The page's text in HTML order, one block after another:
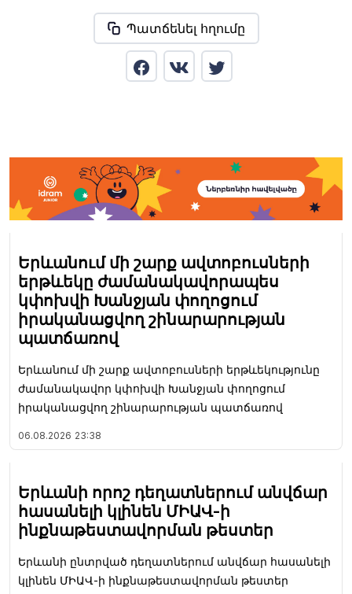
Պատճենել հղումը
Երևանում մի շարք ավտոբուսների
երթևեկը ժամանակավորապես
կփոխվի Խանջյան փողոցում
իրականացվող շինարարության
պատճառով
Երևանում մի շարք ավտոբուսների երթևեկությունը
ժամանակավոր կփոխվի Խանջյան փողոցում
իրականացվող շինարարության պատճառով
06.08.2026 23:38
Երևանի որոշ դեղատներում անվճար
հասանելի կլինեն ՄԻԱՎ-ի
ինքնաթեստավորման թեստեր
Երևանի ընտրված դեղատներում անվճար հասանելի
կլինեն ՄԻԱՎ-ի ինքնաթեստավորման թեստեր